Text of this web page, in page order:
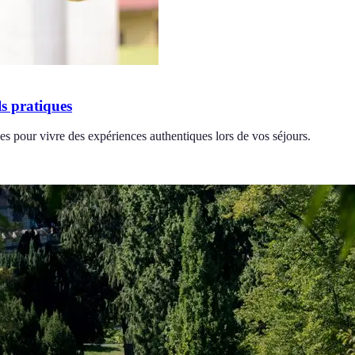
pratiques
pour vivre des expériences authentiques lors de vos séjours.